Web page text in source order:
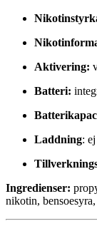
Aktivering:
Batteri:
Laddning:
Ingredienser:
nikotin,